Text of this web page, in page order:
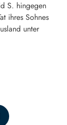
S. hingegen
ihres Sohnes
unter